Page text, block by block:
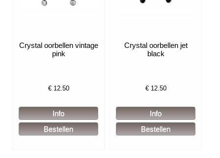
Crystal oorbellen vintage
pink
€ 12.50
Crystal oorbellen jet
black
€ 12.50